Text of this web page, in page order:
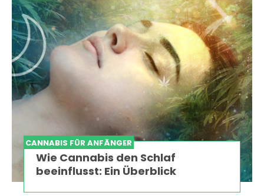
CANNABIS FÜR ANFÄNGER
Wie Cannabis den Schlaf
beeinflusst: Ein Überblick